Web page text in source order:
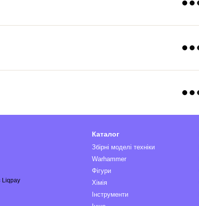
Каталог
Збірні моделі техніки
Warhammer
Фігури
Хімія
Інструменти